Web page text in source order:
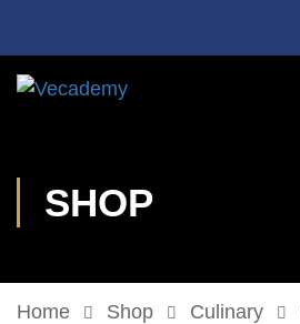
SHOP
Home Shop Culinary